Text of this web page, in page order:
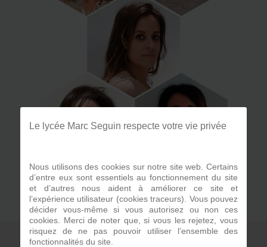
Le lycée Marc Seguin respecte votre vie privée
Nous utilisons des cookies sur notre site web. Certains
d’entre eux sont essentiels au fonctionnement du site
et d’autres nous aident à améliorer ce site et
l’expérience utilisateur (cookies traceurs). Vous pouvez
décider vous-même si vous autorisez ou non ces
cookies. Merci de noter que, si vous les rejetez, vous
risquez de ne pas pouvoir utiliser l’ensemble des
fonctionnalités du site.